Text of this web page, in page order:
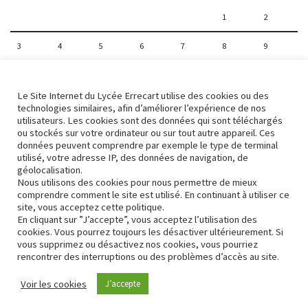
1 2
3 4 5 6 7 8 9
17 18 19 20 21
24 25 26 27 28 29 30
31
« Avr
Conformité RGPD
Le Site Internet du Lycée Errecart utilise des cookies ou des
technologies similaires, afin d’améliorer l’expérience de nos
utilisateurs. Les cookies sont des données qui sont téléchargés
ou stockés sur votre ordinateur ou sur tout autre appareil. Ces
données peuvent comprendre par exemple le type de terminal
utilisé, votre adresse IP, des données de navigation, de
géolocalisation.
Nous utilisons des cookies pour nous permettre de mieux
comprendre comment le site est utilisé. En continuant à utiliser ce
site, vous acceptez cette politique.
En cliquant sur ”J’accepte”, vous acceptez l’utilisation des
cookies. Vous pourrez toujours les désactiver ultérieurement. Si
vous supprimez ou désactivez nos cookies, vous pourriez
rencontrer des interruptions ou des problèmes d’accès au site.
Voir les cookies J’accepte